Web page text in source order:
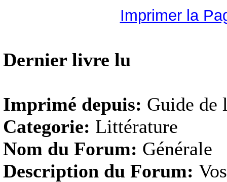
Imprimer la
Dernier livre lu
Imprimé depuis: Guide de
Categorie: Littérature
Nom du Forum: Générale
Description du Forum: